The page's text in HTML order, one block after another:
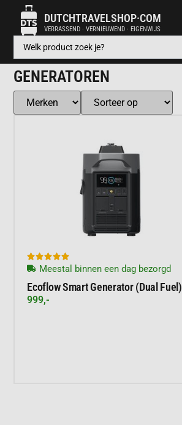
DUTCHTRAVELSHOP·COM
VERRASSEND · VERNIEUWEND · EIGENWIJS
GENERATOREN

Meestal binnen een dag bezorgd
Ecoflow Smart Generator (Dual Fuel)
999,-